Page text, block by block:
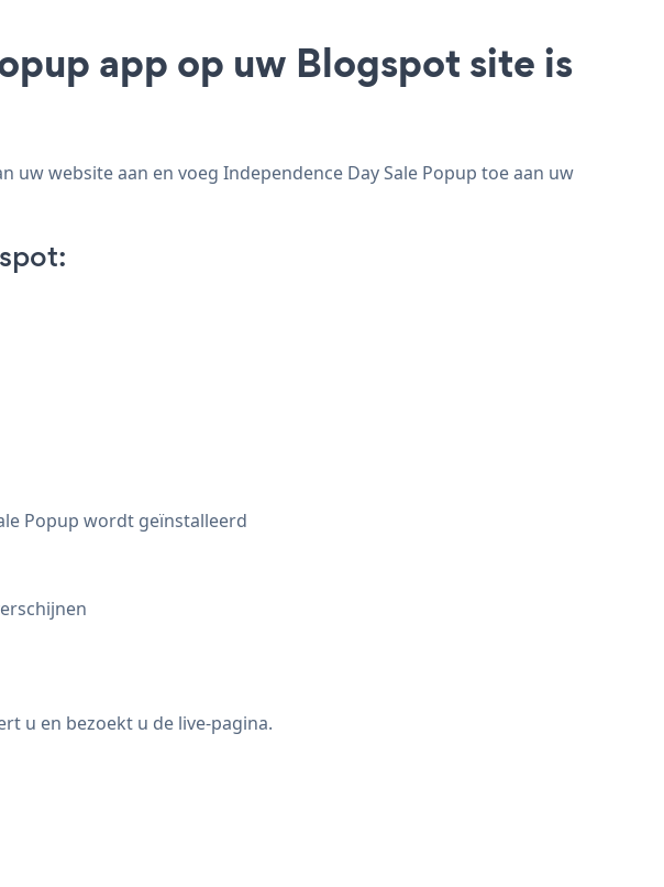
app op uw Blogspot site is
uw website aan en voeg Independence Day Sale Popup toe aan uw
Popup wordt geïnstalleerd
u en bezoekt u de live-pagina.